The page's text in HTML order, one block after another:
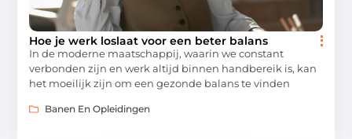
Hoe je werk loslaat voor een beter balans
In de moderne maatschappij, waarin we constant
verbonden zijn en werk altijd binnen handbereik is, kan
het moeilijk zijn om een gezonde balans te vinden
Banen En Opleidingen